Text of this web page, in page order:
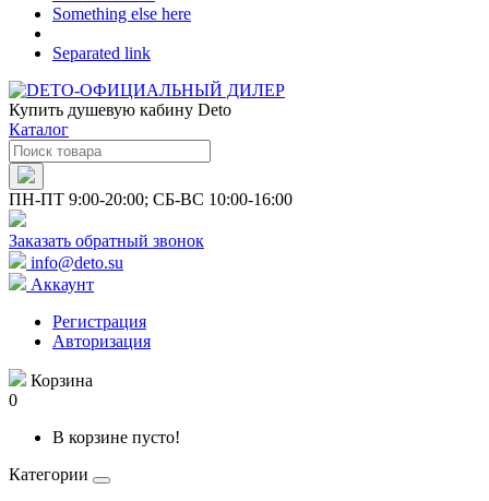
Something else here
Separated link
Купить душевую кабину Deto
Каталог
ПН-ПТ 9:00-20:00; СБ-ВС 10:00-16:00
Заказать обратный звонок
info@deto.su
Аккаунт
Регистрация
Авторизация
Корзина
0
В корзине пусто!
Категории